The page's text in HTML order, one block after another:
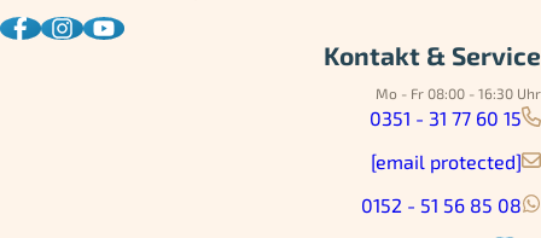
Kontakt & Service
Mo - Fr 08:00 - 16:30 Uhr
0351 - 31 77 60 15
[email protected]
0152 - 51 56 85 08